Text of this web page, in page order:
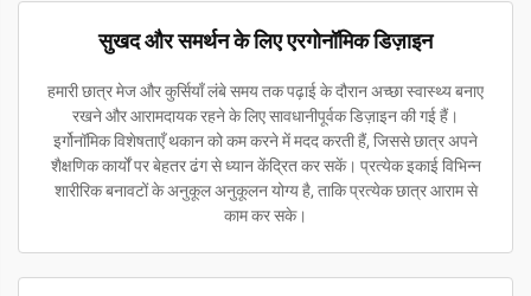
सुखद और समर्थन के लिए एरगोनॉमिक डिज़ाइन
हमारी छात्र मेज और कुर्सियाँ लंबे समय तक पढ़ाई के दौरान अच्छा स्वास्थ्य बनाए
रखने और आरामदायक रहने के लिए सावधानीपूर्वक डिज़ाइन की गई हैं।
इर्गोनॉमिक विशेषताएँ थकान को कम करने में मदद करती हैं, जिससे छात्र अपने
शैक्षणिक कार्यों पर बेहतर ढंग से ध्यान केंद्रित कर सकें। प्रत्येक इकाई विभिन्न
शारीरिक बनावटों के अनुकूल अनुकूलन योग्य है, ताकि प्रत्येक छात्र आराम से
काम कर सके।